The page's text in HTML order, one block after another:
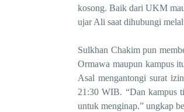
kosong. Baik dari UKM
ujar Ali saat dihubungi
Sulkhan Chakim pun
Ormawa maupun kampus
Asal mengantongi surat
21:30 WIB. “Dan kampus
untuk menginap.” ungkap